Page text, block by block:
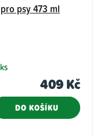
psy 473 ml
409 Kč
DO KOŠÍKU